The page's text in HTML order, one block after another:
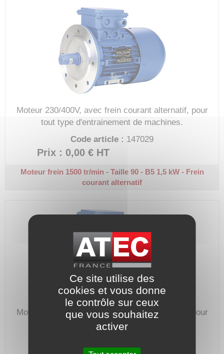
Moteur 230/400V, avec frein courant alternatif, pour
tout type d'entrainement de machines.
Code article : 147029
Prix : 0,00 € HT
Moteur frein 1500 tr/min - Taille 90 - B51,5 kW - Frein
courant alternatif
Moteur 230/400V, avec frein courant alternatif, pour
tout type d'entrainement de machines.
Ce site utilise des
cookies et vous donne
le contrôle sur ceux
que vous souhaitez
activer